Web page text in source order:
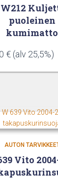
puoleinen
kumimatto
€ (alv 25,5%)
AUTON
Vito